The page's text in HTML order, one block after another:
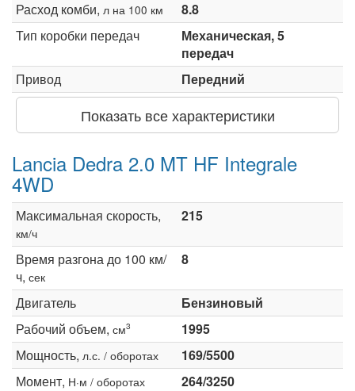
Расход комби, л на 100 км
8.8
Тип коробки передач
Механическая, 5
передач
Привод
Передний
Показать все характеристики
Lancia Dedra 2.0 MT HF Integrale
4WD
Максимальная скорость,
км/ч
215
Время разгона до 100 км/
ч, сек
8
Двигатель
Бензиновый
Рабочий объем, см3
1995
Мощность, л.с. / оборотах
169/5500
Момент, Н·м / оборотах
264/3250